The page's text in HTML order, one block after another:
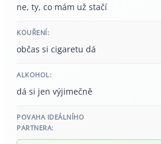
ne, ty, co mám už stačí
KOUŘENÍ:
občas si cigaretu dá
ALKOHOL:
dá si jen výjimečně
POVAHA IDEÁLNÍHO
PARTNERA: